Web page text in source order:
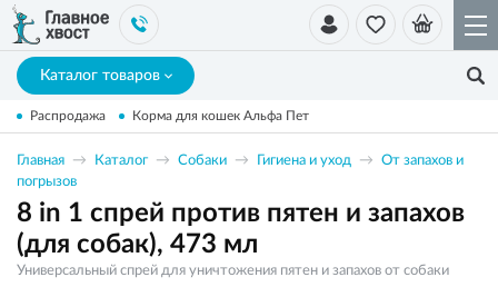
Каталог товаров
Распродажа Корма для кошек Альфа Пет
Главная Каталог Собаки Гигиена и уход
От запахов и
погрызов
8 in 1 спрей против пятен и запахов
(для собак), 473 мл
Универсальный спрей для уничтожения пятен и запахов от собаки